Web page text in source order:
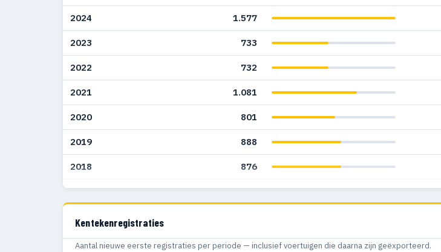
2024 1.577
2023 733
2022 732
2021 1.081
2020 801
2019 888
2018 876
2017 742
2015 492
Kentekenregistraties
Aantal nieuwe eerste registraties per periode — inclusief voertuigen die daarna zijn geëxporteerd.